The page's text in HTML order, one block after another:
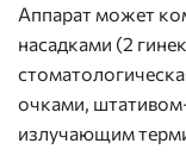
Аппарат может
насадками (2
очками,
излучающим